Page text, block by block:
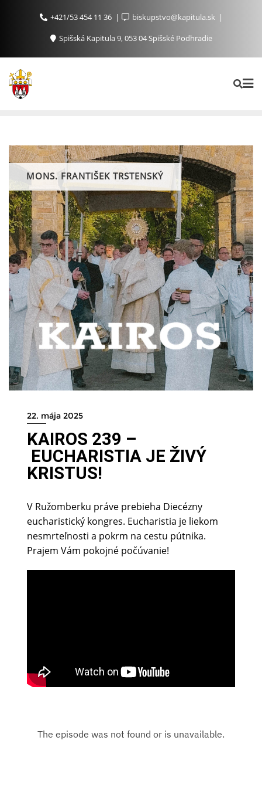
+421/53 454 11 36
biskupstvo@kapitula.sk
Spišská Kapitula 9, 053 04 Spišské Podhradie
MONS. FRANTIŠEK TRSTENSKÝ
22. mája 2025
KAIROS 239 –
EUCHARISTIA JE ŽIVÝ
KRISTUS!
V Ružomberku práve prebieha Diecézny
eucharistický kongres. Eucharistia je liekom
nesmrteľnosti a pokrm na cestu pútnika.
Prajem Vám pokojné počúvanie!